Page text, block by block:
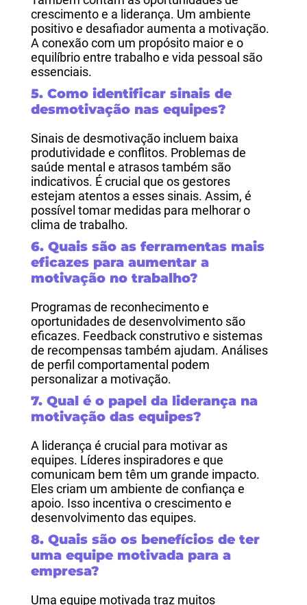
crescimento e a liderança. Um ambiente
positivo e desafiador aumenta a motivação.
A conexão com um propósito maior e o
equilíbrio entre trabalho e vida pessoal são
essenciais.
5. Como identificar sinais de
desmotivação nas equipes?
Sinais de desmotivação incluem baixa
produtividade e conflitos. Problemas de
saúde mental e atrasos também são
indicativos. É crucial que os gestores
estejam atentos a esses sinais. Assim, é
possível tomar medidas para melhorar o
clima de trabalho.
6. Quais são as ferramentas mais
eficazes para aumentar a
motivação no trabalho?
Programas de reconhecimento e
oportunidades de desenvolvimento são
eficazes. Feedback construtivo e sistemas
de recompensas também ajudam. Análises
de perfil comportamental podem
personalizar a motivação.
7. Qual é o papel da liderança na
motivação das equipes?
A liderança é crucial para motivar as
equipes. Líderes inspiradores e que
comunicam bem têm um grande impacto.
Eles criam um ambiente de confiança e
apoio. Isso incentiva o crescimento e
desenvolvimento das equipes.
8. Quais são os benefícios de ter
uma equipe motivada para a
empresa?
Uma equipe motivada traz muitos